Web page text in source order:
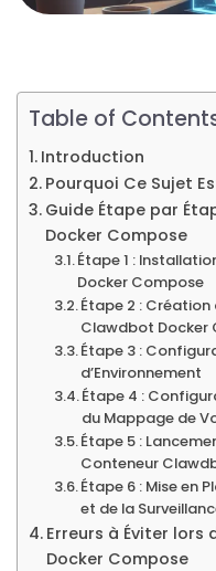
Table of
Introduction
Pourquoi Ce Sujet
Guide Étape par
Docker Compose
Étape 1 :
Docker Compose
Étape 2 :
Clawdbot Docker
Étape 3 :
d’Environnement
Étape 4 :
du Mappage de
Étape 5 :
Conteneur
Étape 6 : Mise en
et de la
Erreurs à Éviter lors
Docker Compose